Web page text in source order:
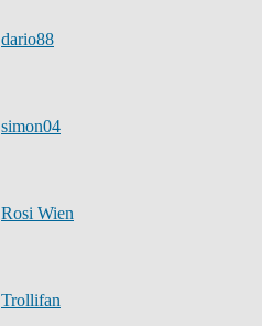
dario88
simon04
Rosi Wien
Trollifan